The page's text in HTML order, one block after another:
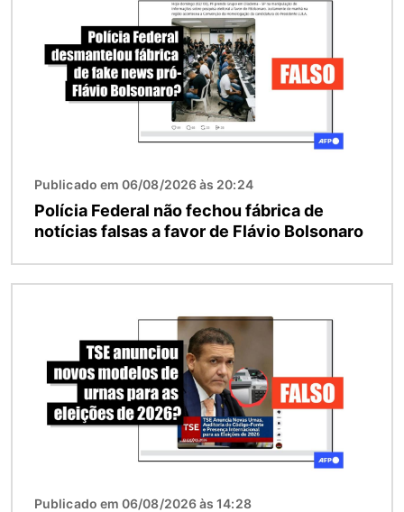
Publicado em 06/08/2026 às 20:24
Polícia Federal não fechou fábrica de
notícias falsas a favor de Flávio Bolsonaro
Publicado em 06/08/2026 às 14:28